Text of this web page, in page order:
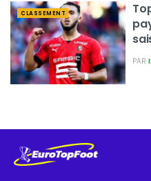
CLASSEMENT
PAR